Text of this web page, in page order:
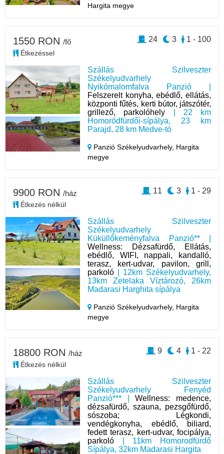
Hargita megye
Szállás Szilveszter
Székelyudvarhely
Nyikómalomfalva Panzió |
Felszerelt konyha, ebédlő, ellátás,
központi fűtés, kerti bútor, játszótér,
grillező, parkolóhely | 22 km
Homoródfürdői-sípálya, 23 km
Parajd, 28 km Medve-tó
Panzió Székelyudvarhely, Hargita
megye
1550 RON /fő
Étkezéssel
1 - 100
3
24
Szállás Szilveszter
Székelyudvarhely
Küküllőkeményfalva Panzió** |
Wellness: Dézsafürdő, Ellátás,
ebédlő, WIFI, nappali, kandalló,
terasz, kert-udvar, pavilon, grill,
parkoló | 12km Székelyudvarhely,
13km Zetelaka Víztározó, 26km
Madarasi Harghita sípálya
Panzió Székelyudvarhely, Hargita
megye
9900 RON /ház
Étkezés nélkül
1 - 29
3
11
Szállás Szilveszter
Székelyudvarhely Fenyéd
Panzió*** |Wellness: medence,
dézsafürdő, szauna, pezsgőfürdő,
sószoba; Légkondi,
vendégkonyha, ebédlő, biliard,
fedett terasz, kert-udvar, focipálya,
parkoló | 11km Homorodfürdő
Sípálya, 32km Madarasi Hargita
18800 RON /ház
Étkezés nélkül
1 - 22
4
9